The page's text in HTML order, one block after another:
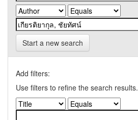
Start a new search
Add filters:
Use filters to refine the search results.